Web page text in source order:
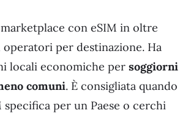
con eSIM in oltre
operatori per destinazione. Ha
locali economiche per soggiorni
comuni. È consigliata quando
specifica per un Paese o cerchi